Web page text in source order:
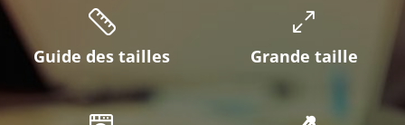
Guide des tailles Grande taille